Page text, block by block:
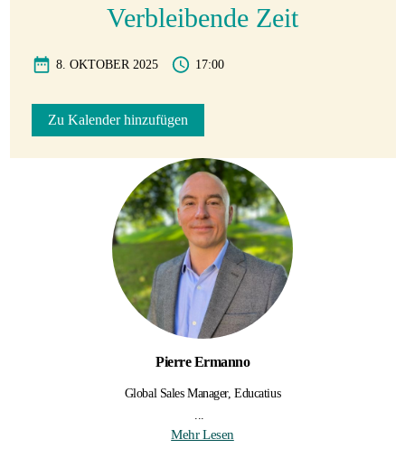
Verbleibende Zeit
8. OKTOBER 2025 17:00
Zu Kalender hinzufügen
Pierre Ermanno
Global Sales Manager, Educatius
...
Mehr Lesen